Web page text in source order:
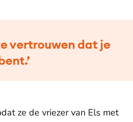
vertrouwen dat je
ze de vriezer van Els met